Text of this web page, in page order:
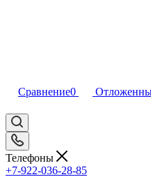
Сравнение0
Телефоны
+7-922-036-28-85